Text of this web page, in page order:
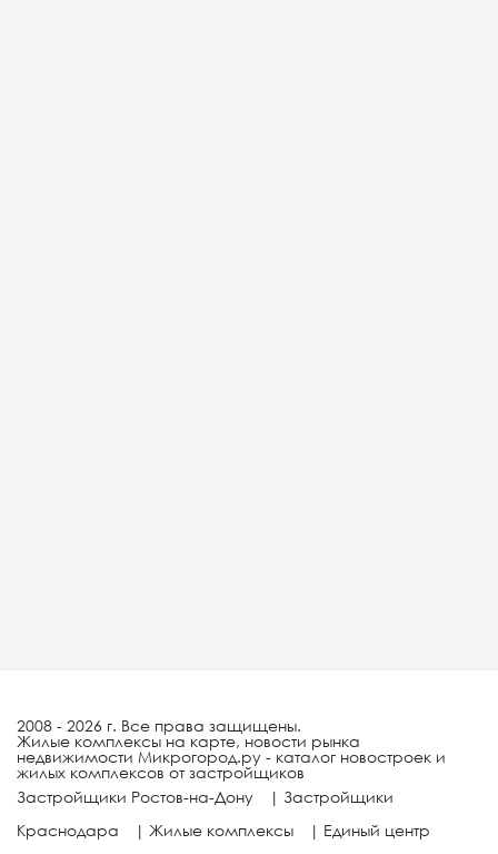
2008 - 2026 г. Все права защищены.
Жилые комплексы на карте, новости рынка
недвижимости Микрогород.ру - каталог новостроек и
жилых комплексов от застройщиков
Застройщики Ростов-на-Дону
| Застройщики
Краснодара
| Жилые комплексы | Единый центр